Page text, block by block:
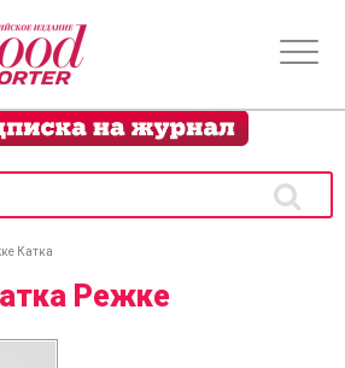
Катка
Режке